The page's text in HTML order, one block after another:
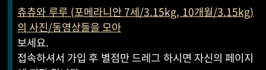
츄츄와 루루 (포메라니안 7세/3.15kg, 10개월/3.15kg)
의 사진/동영상들을 모아
보세요.
접속하셔서 가입 후 별점만 드레그 하시면 자신의 페이지